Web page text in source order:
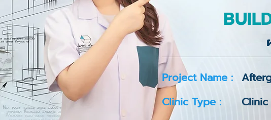
Project Name :
Clinic Type :
Clinic